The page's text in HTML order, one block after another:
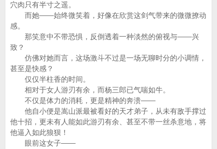
穴肉只有半寸之遥。
而她——始终微笑着，好像在欣赏这剑气带来的微微撩动
感。
那笑意中不带恐惧，反倒透着一种淡然的俯视与——兴
致？
仿佛对她而言，这场激斗不过是一场无聊时分的小调情，
甚至是快感？
仅仅半柱香的时间。
相对于女人游刃有余，而杨三郎已气喘如牛。
不仅是体力的消耗，更是精神的奔溃——
他自小便是嵩山派最被看好的天才弟子，从未有敌手撑过
他十招，更未有人能如此游刃有余、甚至不带一丝杀意地，将
他逼入如此狼狈！
眼前这女子——